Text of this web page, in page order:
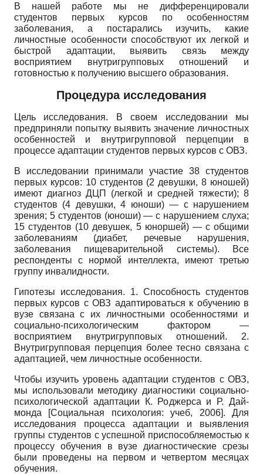
В нашей работе мы не дифференцировали
студентов первых курсов по особенностям
заболевания, а постарались изучить, какие
личностные особенности способствуют их легкой и
быстрой адаптации, выявить связь между
восприятием внутригрупповых отношений и
готовностью к получению высшего образования.
Процедура исследования
Цель исследования. В своем исследовании мы
предприняли попытку выявить значение личностных
особенностей и внутригрупповой перцепции в
процессе адаптации студентов первых курсов с ОВЗ.
В исследовании принимали участие 38 студентов
первых курсов: 10 студентов (2 девушки, 8 юношей)
имеют диагноз ДЦП (легкой и средней тяжести); 8
студентов (4 девушки, 4 юноши) — с нарушением
зрения; 5 студентов (юноши) — с нарушением слуха;
15 студентов (10 девушек, 5 юноршей) — с общими
заболеваниям (диабет, речевые нарушения,
заболевания пищеварительной системы). Все
респонденты с нормой интеллекта, имеют третью
группу инвалидности.
Гипотезы исследования. 1. Способность студентов
первых курсов с ОВЗ адаптироваться к обучению в
вузе связана с их личностными особенностями и
социально-психологическим фактором —
восприятием внутригрупповых отношений. 2.
Внутригрупповая перцепция более тесно связана с
адаптацией, чем личностные особенности.
Чтобы изучить уровень адаптации студентов с ОВЗ,
мы использовали методику диагностики социально-
психологической адаптации К. Роджерса и Р. Дай­
монда [Социальная психология: учеб, 2006]. Для
исследования процесса адаптации и выявления
группы студентов с успешной приспособляемостью к
процессу обучения в вузе диагностические срезы
были проведены на первом и четвертом месяцах
обучения.